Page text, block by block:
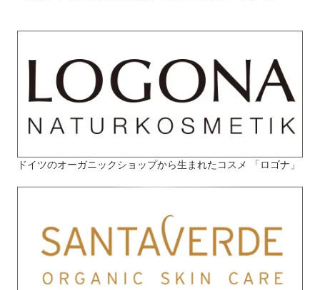
ドイツのオーガニックショップから生まれたコスメ 「ロゴナ」